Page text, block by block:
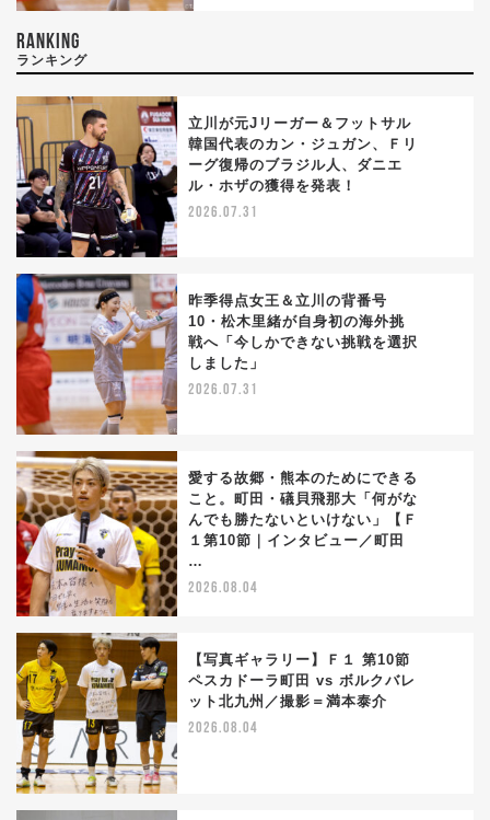
RANKING
ランキング
立川が元Jリーガー＆フットサル
韓国代表のカン・ジュガン、Ｆリ
ーグ復帰のブラジル人、ダニエ
ル・ホザの獲得を発表！
2026.07.31
昨季得点女王＆立川の背番号
10・松木里緒が自身初の海外挑
戦へ「今しかできない挑戦を選択
しました」
2026.07.31
愛する故郷・熊本のためにできる
こと。町田・礒貝飛那大「何がな
んでも勝たないといけない」【Ｆ
１第10節｜インタビュー／町田
…
2026.08.04
【写真ギャラリー】Ｆ１ 第10節
ペスカドーラ町田 vs ボルクバレ
ット北九州／撮影＝満本泰介
2026.08.04